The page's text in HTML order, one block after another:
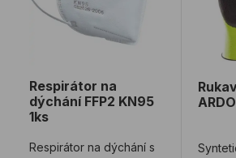
Respirátor na
dýchání FFP2 KN95
1ks
Respirátor na dýchání s